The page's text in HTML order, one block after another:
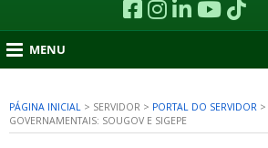
MENU
PÁGINA INICIAL > SERVIDOR > PORTAL DO SERVIDOR >
GOVERNAMENTAIS: SOUGOV E SIGEPE